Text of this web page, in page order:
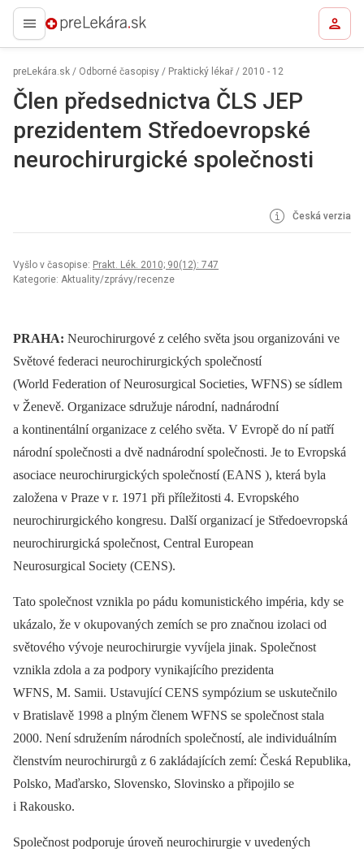
preLekára.sk
preLekára.sk / Odborné časopisy / Praktický lékař / 2010 - 12
Člen předsednictva ČLS JEP
prezidentem Středoevropské
neurochirurgické společnosti
Česká verzia
Vyšlo v časopise: Prakt. Lék. 2010; 90(12): 747
Kategorie: Aktuality/zprávy/recenze
PRAHA: Neurochirurgové z celého světa jsou organizováni ve
Světové federaci neurochirurgických společností
(World Federation of Neurosurgical Societies, WFNS) se sídlem
v Ženevě. Organizace sdružuje národní, nadnárodní
a kontinentální organizace z celého světa. V Evropě do ní patří
národní společnosti a dvě nadnárodní společnosti. Je to Evropská
asociace neurochirurgických společností (EANS ), která byla
založena v Praze v r. 1971 při příležitosti 4. Evropského
neurochirurgického kongresu. Další organizací je Středoevropská
neurochirurgická společnost, Central European
Neurosurgical Society (CENS).
Tato společnost vznikla po pádu komunistického impéria, kdy se
ukázalo, že v okupovaných zemích se pro značnou izolaci od
světového vývoje neurochirurgie vyvíjela jinak. Společnost
vznikla zdola a za podpory vynikajícího prezidenta
WFNS, M. Samii. Ustavující CENS sympózium se uskutečnilo
v Bratislavě 1998 a plným členem WFNS se společnost stala
2000. Není sdružením národních společností, ale individuálním
členstvím neurochirurgů z 6 zakládajících zemí: Česká Republika,
Polsko, Maďarsko, Slovensko, Slovinsko a připojilo se
i Rakousko.
Společnost podporuje úroveň neurochirurgie v uvedených